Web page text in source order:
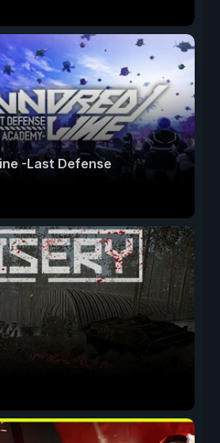
-Last Defense